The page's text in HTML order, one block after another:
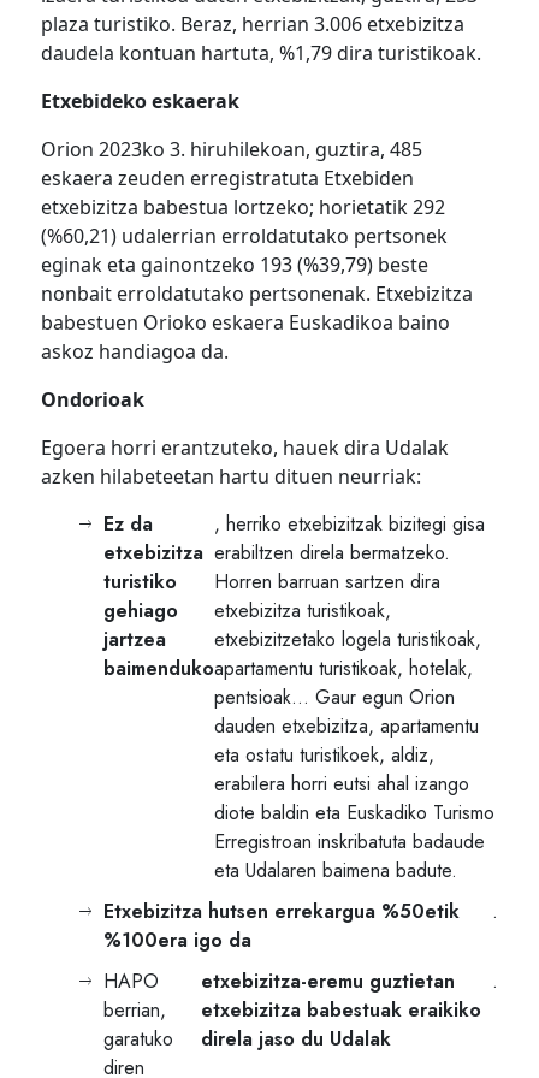
plaza turistiko. Beraz, herrian 3.006 etxebizitza
daudela kontuan hartuta, %1,79 dira turistikoak.
Etxebideko eskaerak
Orion 2023ko 3. hiruhilekoan, guztira, 485
eskaera zeuden erregistratuta Etxebiden
etxebizitza babestua lortzeko; horietatik 292
(%60,21) udalerrian erroldatutako pertsonek
eginak eta gainontzeko 193 (%39,79) beste
nonbait erroldatutako pertsonenak. Etxebizitza
babestuen Orioko eskaera Euskadikoa baino
askoz handiagoa da.
Ondorioak
Egoera horri erantzuteko, hauek dira Udalak
azken hilabeteetan hartu dituen neurriak:
Ez da
etxebizitza
turistiko
gehiago
jartzea
baimenduko
, herriko etxebizitzak bizitegi gisa
erabiltzen direla bermatzeko.
Horren barruan sartzen dira
etxebizitza turistikoak,
etxebizitzetako logela turistikoak,
apartamentu turistikoak, hotelak,
pentsioak… Gaur egun Orion
dauden etxebizitza, apartamentu
eta ostatu turistikoek, aldiz,
erabilera horri eutsi ahal izango
diote baldin eta Euskadiko Turismo
Erregistroan inskribatuta badaude
eta Udalaren baimena badute.
Etxebizitza hutsen errekargua %50etik
%100era igo da
.
HAPO
berrian,
garatuko
diren
etxebizitza-eremu guztietan
etxebizitza babestuak eraikiko
direla jaso du Udalak
.